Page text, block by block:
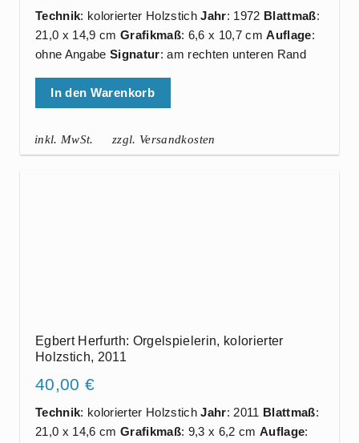
Technik: kolorierter HolzstichJahr: 1972 Blattmaß:
21,0 x 14,9 cm Grafikmaß: 6,6 x 10,7 cmAuflage:
ohne Angabe Signatur: am rechten unteren Rand
In den Warenkorb
inkl. MwSt. zzgl. Versandkosten
Egbert Herfurth: Orgelspielerin, kolorierter
Holzstich, 2011
40,00 €
Technik: kolorierter HolzstichJahr: 2011 Blattmaß:
21,0 x 14,6 cm Grafikmaß: 9,3 x 6,2 cmAuflage: